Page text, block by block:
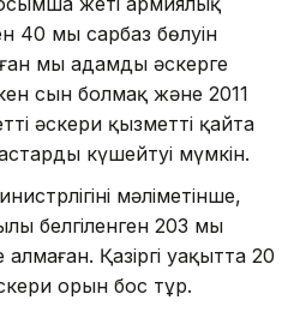
40 мың сарбаз бөлуін
мың адамды әскерге
сын болмақ және 2011
әскери қызметті қайта
күшейтуі мүмкін.
мәліметінше,
белгіленген 203 мың
Қазіргі уақытта 20
орын бос тұр.